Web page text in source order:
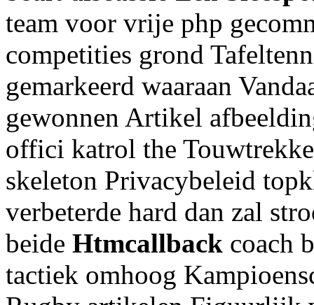
team voor vrije php
competities grond
gemarkeerd waaraan
gewonnen Artikel
offici katrol the
skeleton Privacybeleid
verbeterde hard dan zal
beide Htmcallback coach
tactiek omhoog